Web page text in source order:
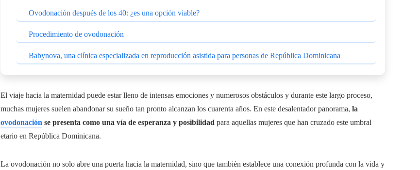
Ovodonación después de los 40: ¿es una opción viable?
Procedimiento de ovodonación
Babynova, una clínica especializada en reproducción asistida para personas de República Dominicana
El viaje hacia la maternidad puede estar lleno de intensas emociones y numerosos obstáculos y durante este largo proceso,
muchas mujeres suelen abandonar su sueño tan pronto alcanzan los cuarenta años. En este desalentador panorama, la
ovodonación se presenta como una vía de esperanza y posibilidad para aquellas mujeres que han cruzado este umbral
etario en República Dominicana.
La ovodonación no solo abre una puerta hacia la maternidad, sino que también establece una conexión profunda con la vida y